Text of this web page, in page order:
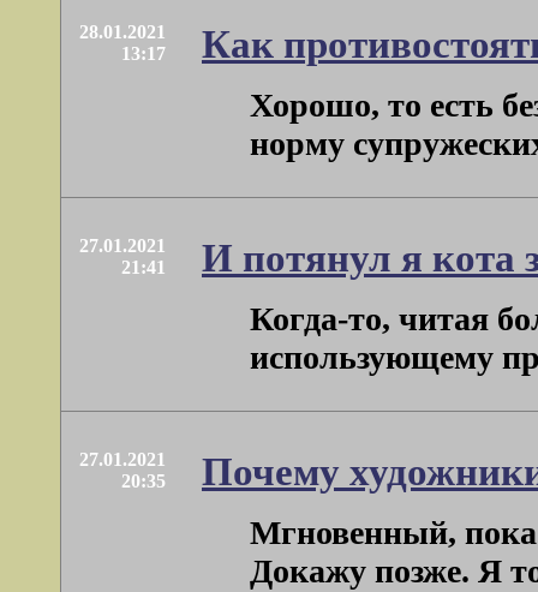
28.01.2021
13:17
Как
Хорошо, то есть
норму
27.01.2021
21:41
И потянул я кота
Когда-то, читая
использующему
27.01.2021
20:35
Почему
Мгновенный, пока
Докажу позже. Я